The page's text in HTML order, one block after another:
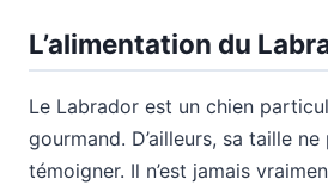
L’alimentation du
Le Labrador est un chien
gourmand. D’ailleurs, sa taille ne
témoigner. Il n’est jamais